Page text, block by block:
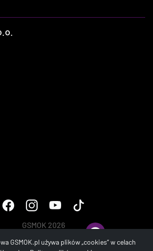
GSMOK 2026
GSMOK.pl używa plików „cookies” w celach